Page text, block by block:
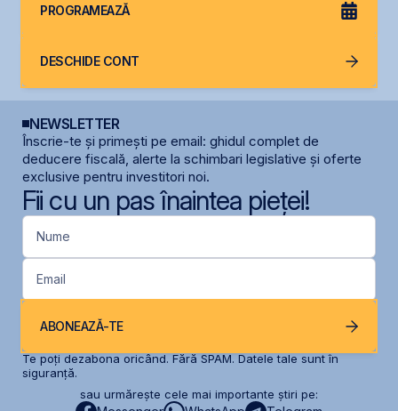
PROGRAMEAZĂ
DESCHIDE CONT
NEWSLETTER
Înscrie-te și primești pe email: ghidul complet de
deducere fiscală, alerte la schimbari legislative și oferte
exclusive pentru investitori noi.
Fii cu un pas înaintea pieței!
Nume
Email
ABONEAZĂ-TE
Te poți dezabona oricând. Fără SPAM. Datele tale sunt în
siguranță.
sau urmărește cele mai importante știri pe: